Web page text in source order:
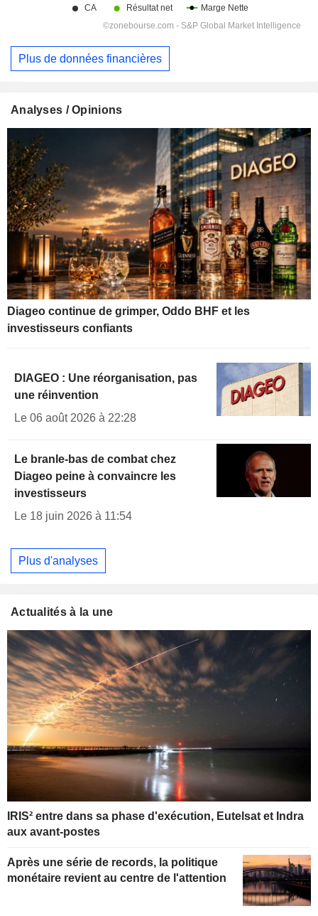
Plus de données financières
Analyses / Opinions
Diageo continue de grimper, Oddo BHF et les
investisseurs confiants
DIAGEO : Une réorganisation, pas
une réinvention
Le 06 août 2026 à 22:28
Le branle-bas de combat chez
Diageo peine à convaincre les
investisseurs
Le 18 juin 2026 à 11:54
Plus d'analyses
Actualités à la une
IRIS² entre dans sa phase d'exécution, Eutelsat et Indra
aux avant-postes
Après une série de records, la politique
monétaire revient au centre de l'attention